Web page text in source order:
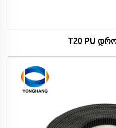
T20 PU